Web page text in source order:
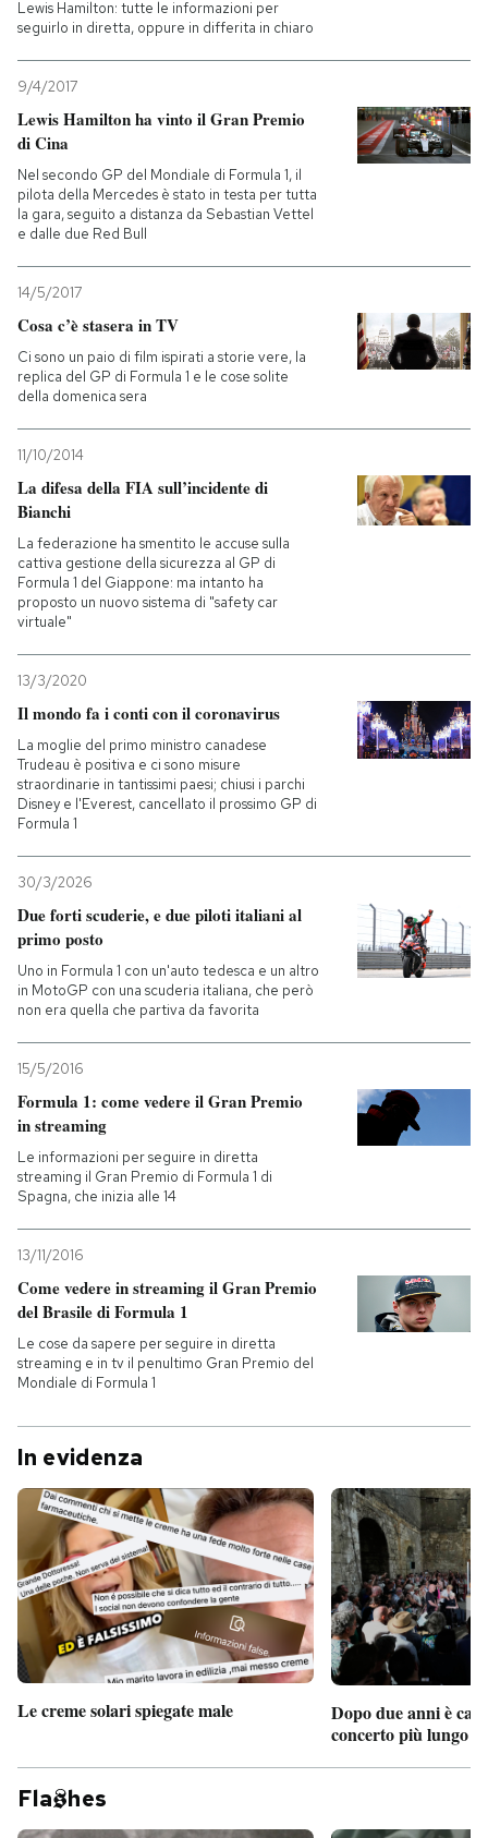
Lewis Hamilton: tutte le informazioni per
seguirlo in diretta, oppure in differita in chiaro
9/4/2017
Lewis Hamilton ha vinto il Gran Premio
di Cina
Nel secondo GP del Mondiale di Formula 1, il
pilota della Mercedes è stato in testa per tutta
la gara, seguito a distanza da Sebastian Vettel
e dalle due Red Bull
14/5/2017
Cosa c’è stasera in TV
Ci sono un paio di film ispirati a storie vere, la
replica del GP di Formula 1 e le cose solite
della domenica sera
11/10/2014
La difesa della FIA sull’incidente di
Bianchi
La federazione ha smentito le accuse sulla
cattiva gestione della sicurezza al GP di
Formula 1 del Giappone: ma intanto ha
proposto un nuovo sistema di "safety car
virtuale"
13/3/2020
Il mondo fa i conti con il coronavirus
La moglie del primo ministro canadese
Trudeau è positiva e ci sono misure
straordinarie in tantissimi paesi; chiusi i parchi
Disney e l'Everest, cancellato il prossimo GP di
Formula 1
30/3/2026
Due forti scuderie, e due piloti italiani al
primo posto
Uno in Formula 1 con un'auto tedesca e un altro
in MotoGP con una scuderia italiana, che però
non era quella che partiva da favorita
15/5/2016
Formula 1: come vedere il Gran Premio
in streaming
Le informazioni per seguire in diretta
streaming il Gran Premio di Formula 1 di
Spagna, che inizia alle 14
13/11/2016
Come vedere in streaming il Gran Premio
del Brasile di Formula 1
Le cose da sapere per seguire in diretta
streaming e in tv il penultimo Gran Premio del
Mondiale di Formula 1
In evidenza
Le creme solari spiegate male
Dopo due anni è
concerto più lungo
Fla hes